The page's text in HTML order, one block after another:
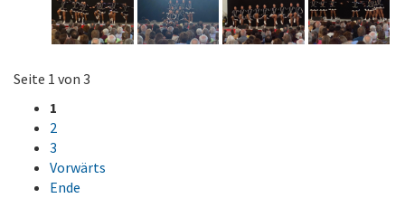
Seite 1 von 3
1
2
3
Vorwärts
Ende